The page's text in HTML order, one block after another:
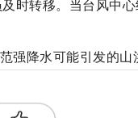
时转移。当台风中
强降水可能引发的山